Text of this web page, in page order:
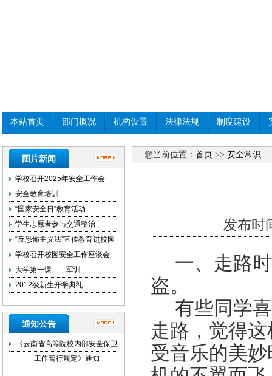
本站首页 部门概况 机构设置 法律法规 制度建设
图片新闻
学校召开2025年安全工作会
安全教育培训
“国家安全日”教育活动
学生志愿者参与交通整治
“反恐怖主义法”宣传教育进校园
学校召开校园安全工作座谈会
大学第一课——军训
2012级新生开学典礼
通知公告
《云南省高等院校内部安全保卫
工作暂行规定》通知
您当前位置： 首页 >> 安全常识
发布
一、 走路
盗。
有些同学
走路，觉得
受音乐的美